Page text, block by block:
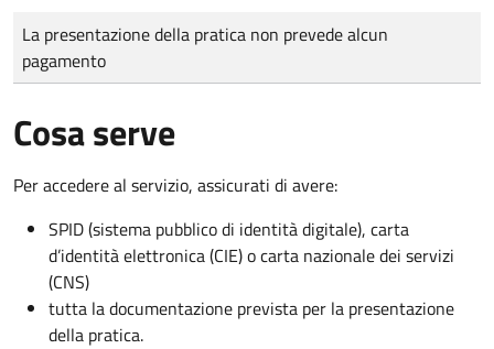
Tipo di pagamento
Importo
La presentazione della pratica non prevede alcun
pagamento
Cosa serve
Per accedere al servizio, assicurati di avere:
SPID (sistema pubblico di identità digitale), carta
d’identità elettronica (CIE) o carta nazionale dei servizi
(CNS)
tutta la documentazione prevista per la presentazione
della pratica.